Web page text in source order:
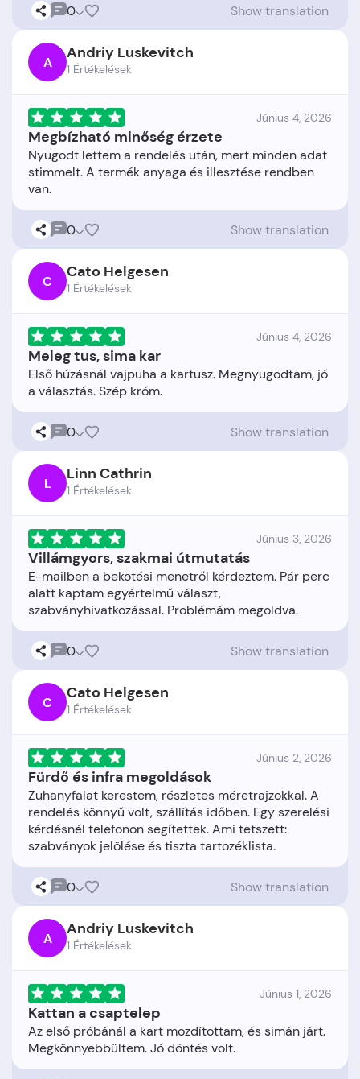
0 Show translation
A Andriy Luskevitch
1 Értékelések
Június 4, 2026
Megbízható minőség érzete
Nyugodt lettem a rendelés után, mert minden adat
stimmelt. A termék anyaga és illesztése rendben
0 Show translation
C Cato Helgesen
1 Értékelések
Június 4, 2026
Meleg tus, sima kar
Első húzásnál vajpuha a kartusz. Megnyugodtam, jó
0 Show translation
L Linn Cathrin
1 Értékelések
Június 3, 2026
Villámgyors, szakmai útmutatás
E-mailben a bekötési menetről kérdeztem. Pár perc
alatt kaptam egyértelmű választ,
0 Show translation
C Cato Helgesen
1 Értékelések
Június 2, 2026
Fürdő és infra megoldások
Zuhanyfalat kerestem, részletes méretrajzokkal. A
rendelés könnyű volt, szállítás időben. Egy szerelési
kérdésnél telefonon segítettek. Ami tetszett:
0 Show translation
A Andriy Luskevitch
1 Értékelések
Június 1, 2026
Kattan a csaptelep
Az első próbánál a kart mozdítottam, és simán járt.